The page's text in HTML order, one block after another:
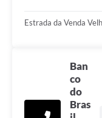
Estrada da Venda
Ban
co
do
Bras